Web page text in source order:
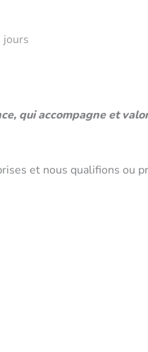
jours
qui accompagne et
et nous qualifions ou